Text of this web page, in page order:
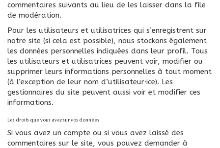
commentaires suivants au lieu de les laisser dans la file
de modération.
Pour les utilisateurs et utilisatrices qui s’enregistrent sur
notre site (si cela est possible), nous stockons également
les données personnelles indiquées dans leur profil. Tous
les utilisateurs et utilisatrices peuvent voir, modifier ou
supprimer leurs informations personnelles à tout moment
(à l’exception de leur nom d’utilisateur·ice). Les
gestionnaires du site peuvent aussi voir et modifier ces
informations.
Les droits que vous avez sur vos données
Si vous avez un compte ou si vous avez laissé des
commentaires sur le site, vous pouvez demander à